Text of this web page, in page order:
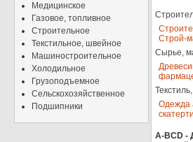
Медицинское
Газовое, топливное
Строительное
Текстильное, швейное
Машиностроительное
Холодильное
Грузоподъемное
Сельскохозяйственное
Подшипники
Строй-
Сырье,
Одежда
скатерти
A-BCD -